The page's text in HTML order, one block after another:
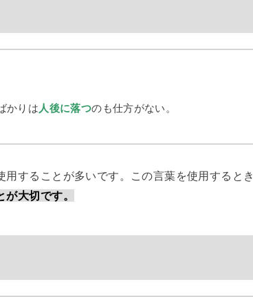
かりは 人後に落つのも仕方がない。
用することが多いです。この言葉を使用するとき
大切です。